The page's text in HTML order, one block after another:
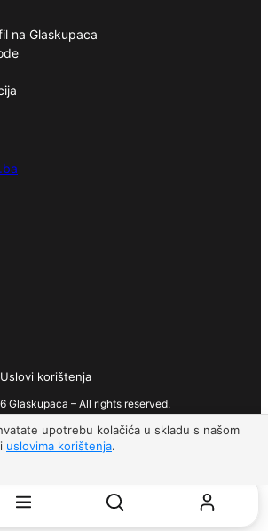
upotrebu kolačića u skladu s našom
i uslovima korištenja.
na Glaskupaca
Uslovi korištenja
Glaskupaca – All rights reserved.